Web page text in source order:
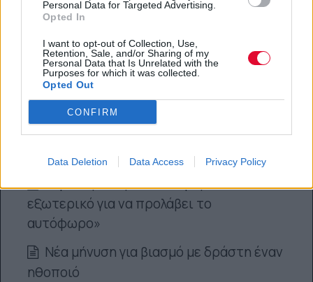
Personal Data for Targeted Advertising.
Opted In
I want to opt-out of Collection, Use,
Retention, Sale, and/or Sharing of my
Personal Data that Is Unrelated with the
Purposes for which it was collected.
Opted Out
CONFIRM
Data Deletion Data Access Privacy Policy
Περισσότερα Άρθρα …
Λεωνίδας Καλφαγιάννης: «Περιμένω να
με καλέσει ο Εισαγγελέας!»
Καταγγελία για γνωστό ηθοποιό! «Με
απειλούσε με όπλο για να τον υπακούω»
Ακρίτα για Λιγνάδη: «Έφυγε στο
εξωτερικό για να προλάβει το
αυτόφωρο»
Nέα μήνυση για βιασμό με δράστη έναν
ηθοποιό